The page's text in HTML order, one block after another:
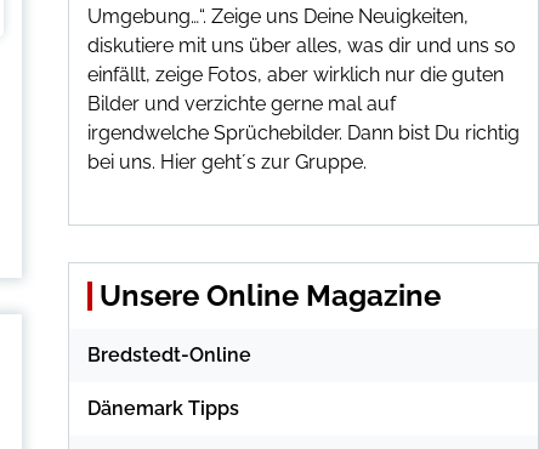
Umgebung…“. Zeige uns Deine Neuigkeiten,
diskutiere mit uns über alles, was dir und uns so
einfällt, zeige Fotos, aber wirklich nur die guten
Bilder und verzichte gerne mal auf
irgendwelche Sprüchebilder. Dann bist Du richtig
bei uns. Hier geht´s zur Gruppe.
Unsere Online Magazine
Bredstedt-Online
Dänemark Tipps